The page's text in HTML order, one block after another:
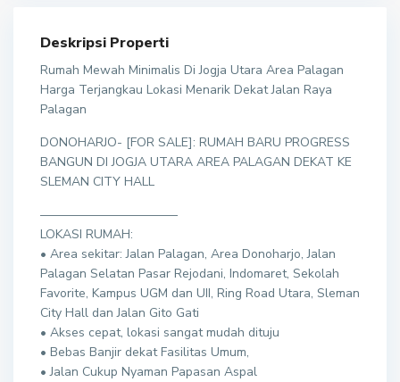
Deskripsi Properti
Rumah Mewah Minimalis Di Jogja Utara Area Palagan
Harga Terjangkau Lokasi Menarik Dekat Jalan Raya
Palagan
DONOHARJO- [FOR SALE]: RUMAH BARU PROGRESS
BANGUN DI JOGJA UTARA AREA PALAGAN DEKAT KE
SLEMAN CITY HALL
———————————
LOKASI RUMAH:
• Area sekitar: Jalan Palagan, Area Donoharjo, Jalan
Palagan Selatan Pasar Rejodani, Indomaret, Sekolah
Favorite, Kampus UGM dan UII, Ring Road Utara, Sleman
City Hall dan Jalan Gito Gati
• Akses cepat, lokasi sangat mudah dituju
• Bebas Banjir dekat Fasilitas Umum,
• Jalan Cukup Nyaman Papasan Aspal